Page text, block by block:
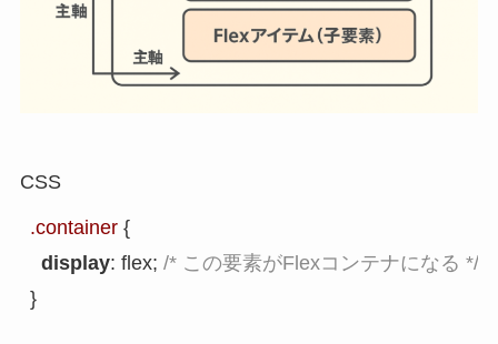
CSS
.container {
display: flex; /* この要素がFlexコンテナになる */
}